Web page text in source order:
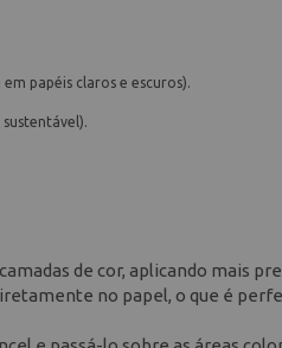
papéis claros e escuros).
de cor, aplicando mais
no papel, o que é